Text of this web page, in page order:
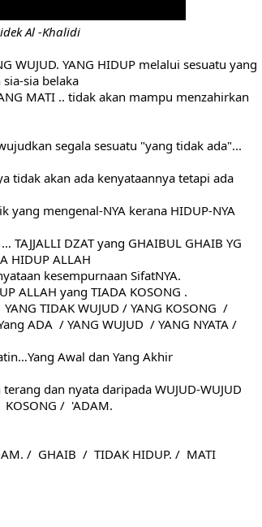
Hj Jahid Sidek Al -Khalidi
WUJUD. YANG HIDUP melalui sesuatu yang
sia belaka
MATI .. tidak akan mampu menzahirkan
segala sesuatu "yang tidak ada"...
tidak akan ada kenyataannya tetapi ada
mengenal-NYA kerana HIDUP-NYA
DZAT yang GHAIBUL GHAIB YG
HIDUP ALLAH
kesempurnaan SifatNYA.
ALLAH yang TIADA KOSONG .
TIDAK WUJUD / YANG KOSONG  /
ADA  / YANG WUJUD  / YANG NYATA /
Yang Awal dan Yang Akhir
dan nyata daripada WUJUD-WUJUD
/  'ADAM.
/  GHAIB  /  TIDAK HIDUP. /  MATI